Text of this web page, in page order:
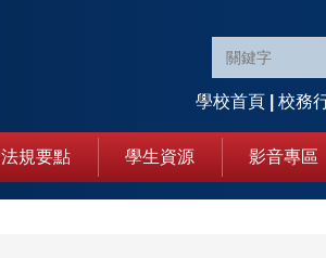
學校首頁 校務
法規要點 學生資源 影音專區